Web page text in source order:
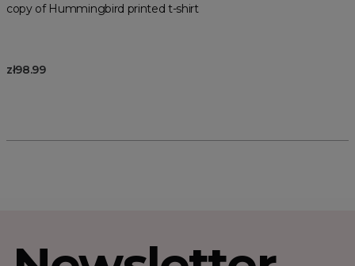
copy of Hummingbird printed t-shirt
zł98.99